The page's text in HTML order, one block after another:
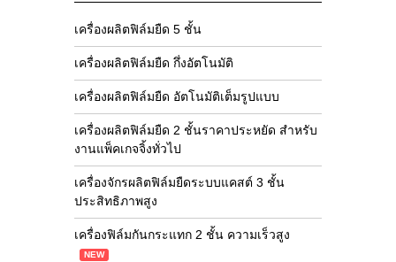
เครื่องผลิตฟิล์มยืด 5 ชั้น
เครื่องผลิตฟิล์มยืด กึ่งอัตโนมัติ
เครื่องผลิตฟิล์มยืด อัตโนมัติเต็มรูปแบบ
เครื่องผลิตฟิล์มยืด 2 ชั้นราคาประหยัด สำหรับ
งานแพ็คเกจจิ้งทั่วไป
เครื่องจักรผลิตฟิล์มยืดระบบแคสต์ 3 ชั้น
ประสิทธิภาพสูง
เครื่องฟิล์มกันกระแทก 2 ชั้น ความเร็วสูง
NEW